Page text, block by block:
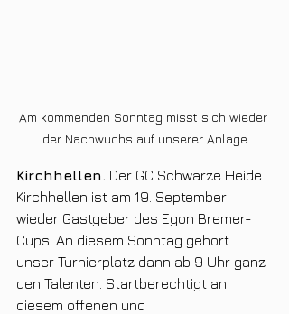
Am kommenden Sonntag misst sich wieder
der Nachwuchs auf unserer Anlage
Kirchhellen. Der GC Schwarze Heide
Kirchhellen ist am 19. September
wieder Gastgeber des Egon Bremer-
Cups. An diesem Sonntag gehört
unser Turnierplatz dann ab 9 Uhr ganz
den Talenten. Startberechtigt an
diesem offenen und